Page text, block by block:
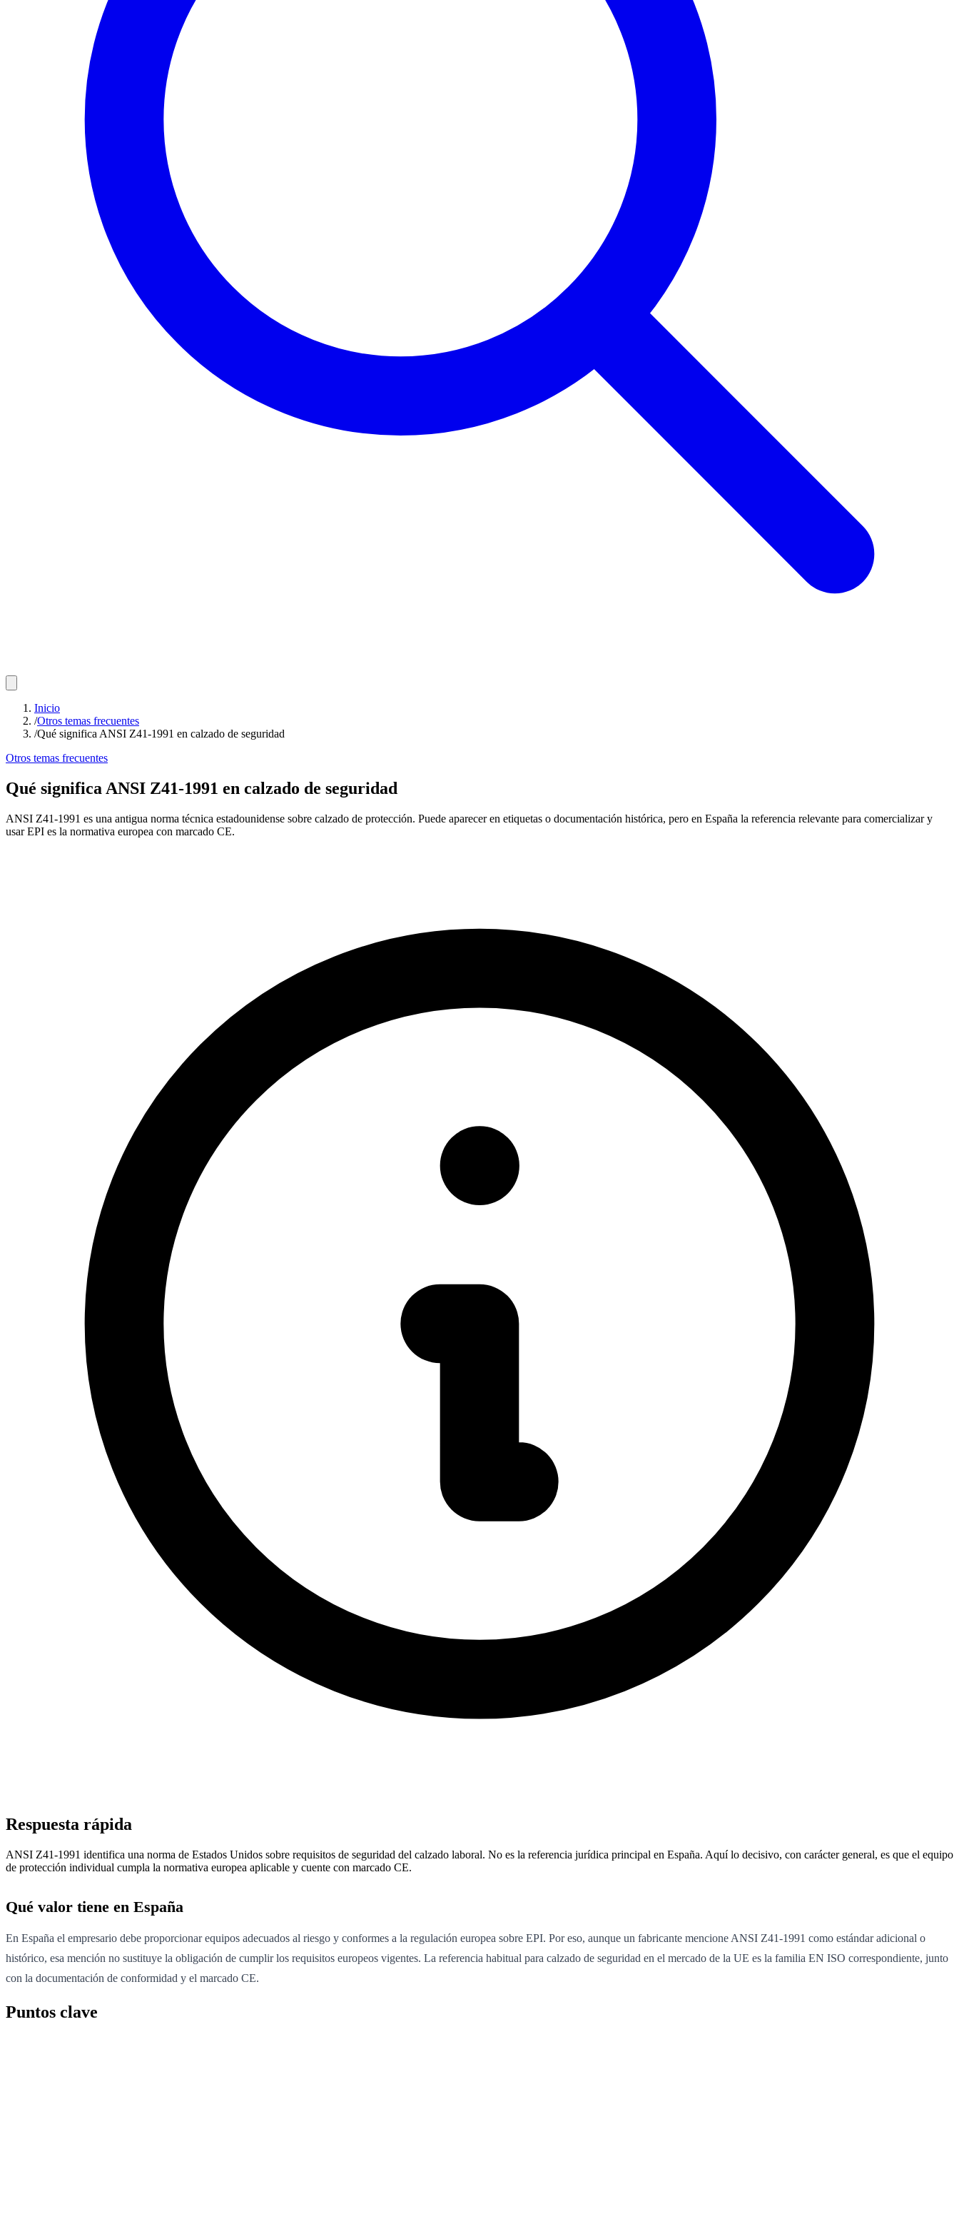
Inicio
/Otros temas frecuentes
/Qué significa ANSI Z41-1991 en calzado de seguridad
Otros temas frecuentes
Qué significa ANSI Z41-1991 en calzado de seguridad
ANSI Z41-1991 es una antigua norma técnica estadounidense sobre calzado de protección. Puede aparecer en etiquetas o documentación histórica, pero en España la referencia relevante para comercializar y
usar EPI es la normativa europea con marcado CE.
Respuesta rápida
ANSI Z41-1991 identifica una norma de Estados Unidos sobre requisitos de seguridad del calzado laboral. No es la referencia jurídica principal en España. Aquí lo decisivo, con carácter general, es que el equipo
de protección individual cumpla la normativa europea aplicable y cuente con marcado CE.
Qué valor tiene en España
En España el empresario debe proporcionar equipos adecuados al riesgo y conformes a la regulación europea sobre EPI. Por eso, aunque un fabricante mencione ANSI Z41-1991 como estándar adicional o
histórico, esa mención no sustituye la obligación de cumplir los requisitos europeos vigentes. La referencia habitual para calzado de seguridad en el mercado de la UE es la familia EN ISO correspondiente, junto
con la documentación de conformidad y el marcado CE.
Puntos clave